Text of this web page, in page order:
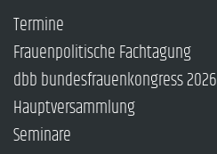
Termine
Frauenpolitische Fachtagung
dbb bundesfrauenkongress 2026
Hauptversammlung
Seminare